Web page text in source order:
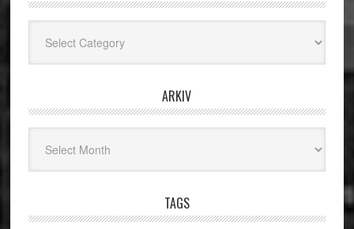
ARKIV
TAGS